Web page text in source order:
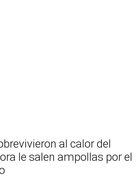
al calor del
le salen ampollas por el